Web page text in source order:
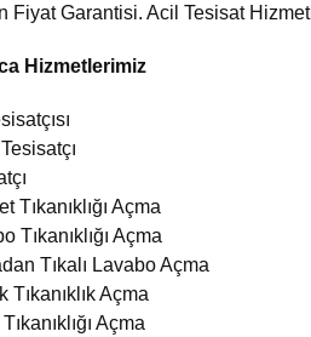
Fiyat Garantisi. Acil Tesisat
Hizmetlerimiz
Tıkanıklığı Açma
Tıkanıklığı Açma
Tıkalı Lavabo Açma
Tıkanıklık Açma
Açma